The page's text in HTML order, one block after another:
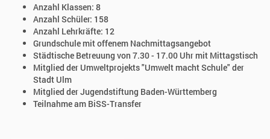
Anzahl Klassen: 8
Anzahl Schüler: 158
Anzahl Lehrkräfte: 12
Grundschule mit offenem Nachmittagsangebot
Städtische Betreuung von 7.30 - 17.00 Uhr mit Mittagstisch
Mitglied der Umweltprojekts "Umwelt macht Schule" der
Stadt Ulm
Mitglied der Jugendstiftung Baden-Württemberg
Teilnahme am BiSS-Transfer